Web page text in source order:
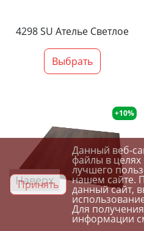
4298 SU Ателье Светлое
Выбрать
+10%
Наверх
Принять
Данный веб-
файлы в целях
лучшего
нашем сайте.
данный сайт,
Для
информации